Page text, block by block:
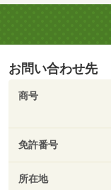
お問い合わせ先
商号
免許番号
所在地